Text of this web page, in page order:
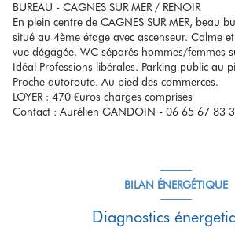
BUREAU - CAGNES SUR MER / RENOIR
En plein centre de CAGNES SUR MER, beau
situé au 4ème étage avec ascenseur. Calme
vue dégagée. WC séparés hommes/femmes
Idéal Professions libérales. Parking public au
Proche autoroute. Au pied des commerces.
LOYER : 470 €uros charges comprises
Contact : Aurélien GANDOIN - 06 65 67 83
BILAN ÉNERGÉTIQUE
Diagnostics